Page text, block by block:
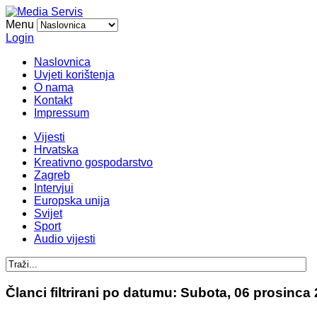
Menu
Login
Naslovnica
Uvjeti korištenja
O nama
Kontakt
Impressum
Vijesti
Hrvatska
Kreativno gospodarstvo
Zagreb
Intervjui
Europska unija
Svijet
Sport
Audio vijesti
Članci filtrirani po datumu: Subota, 06 prosinca